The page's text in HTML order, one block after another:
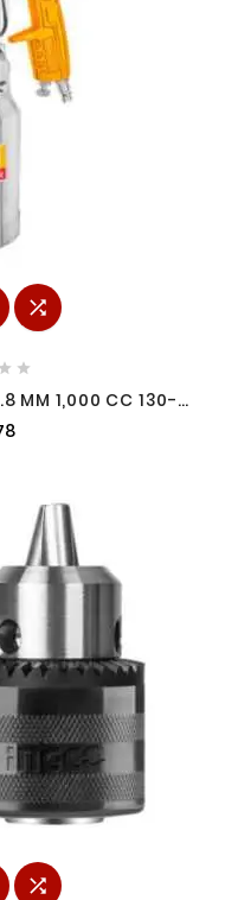

 
MM 1,000 CC 130-
ASG3102
